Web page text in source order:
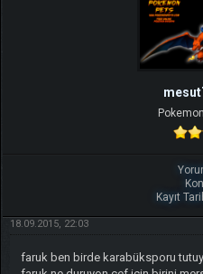
Kayıt
18.09.2015, 22:03
faruk ben birde karabüksporu